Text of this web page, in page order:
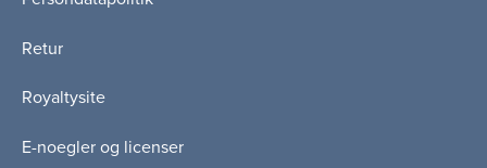
Retur
Royaltysite
E-noegler og licenser